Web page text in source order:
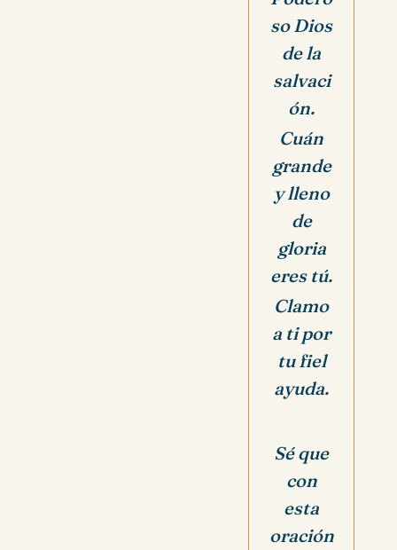
so Dios
de la
salvaci
ón.
Cuán
grande
y lleno
de
gloria
eres tú.
Clamo
a ti por
tu fiel
ayuda.
Sé que
con
esta
oración